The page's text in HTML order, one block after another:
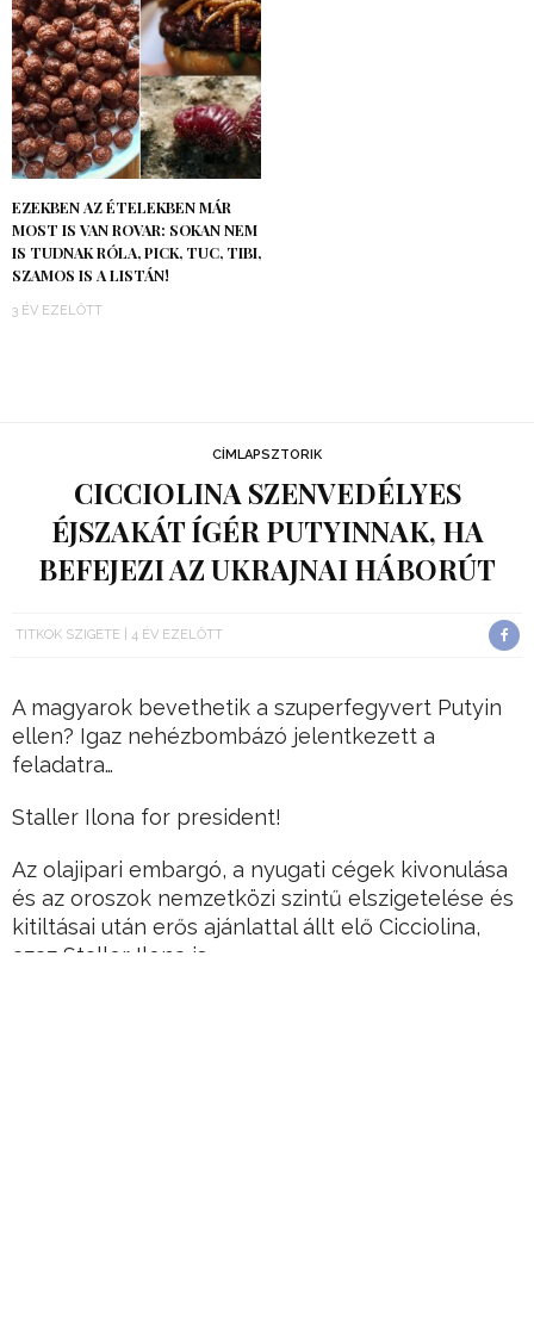
EZEKBEN AZ ÉTELEKBEN MÁR
MOST IS VAN ROVAR: SOKAN NEM
IS TUDNAK RÓLA, PICK, TUC, TIBI,
SZAMOS IS A LISTÁN!
3 ÉV EZELŐTT
CÍMLAPSZTORIK
CICCIOLINA SZENVEDÉLYES
ÉJSZAKÁT ÍGÉR PUTYINNAK, HA
BEFEJEZI AZ UKRAJNAI HÁBORÚT
TITKOK SZIGETE 4 ÉV EZELŐTT
A magyarok bevethetik a szuperfegyvert Putyin
ellen? Igaz nehézbombázó jelentkezett a
feladatra…
Staller Ilona for president!
Az olajipari embargó, a nyugati cégek kivonulása
és az oroszok nemzetközi szintű elszigetelése és
kitiltásai után erős ajánlattal állt elő Cicciolina,
azaz Staller Ilona is.